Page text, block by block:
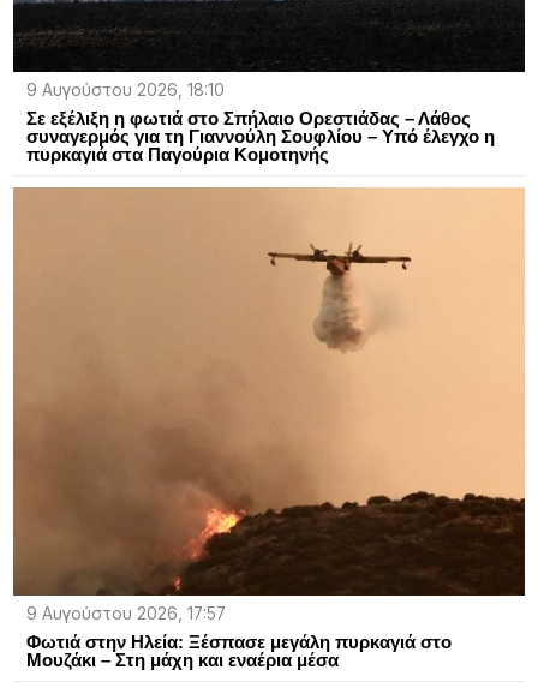
9 Αυγούστου 2026, 18:10
Σε εξέλιξη η φωτιά στο Σπήλαιο Ορεστιάδας – Λάθος
συναγερμός για τη Γιαννούλη Σουφλίου – Υπό έλεγχο η
πυρκαγιά στα Παγούρια Κομοτηνής
9 Αυγούστου 2026, 17:57
Φωτιά στην Ηλεία: Ξέσπασε μεγάλη πυρκαγιά στο
Μουζάκι – Στη μάχη και εναέρια μέσα